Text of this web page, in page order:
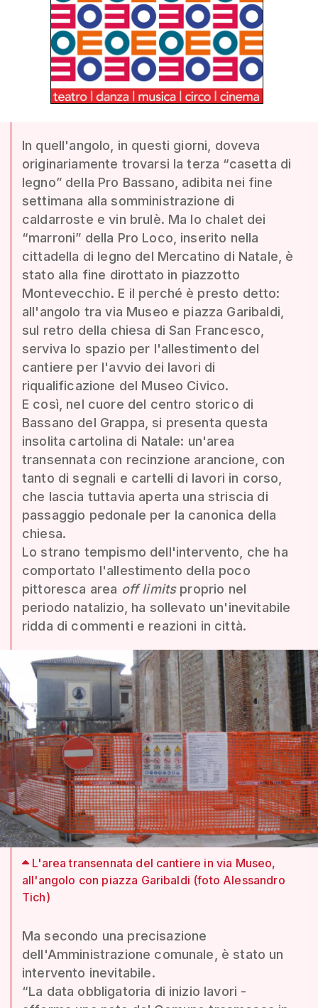
In quell'angolo, in questi giorni, doveva
originariamente trovarsi la terza “casetta di
legno” della Pro Bassano, adibita nei fine
settimana alla somministrazione di
caldarroste e vin brulè. Ma lo chalet dei
“marroni” della Pro Loco, inserito nella
cittadella di legno del Mercatino di Natale, è
stato alla fine dirottato in piazzotto
Montevecchio. E il perché è presto detto:
all'angolo tra via Museo e piazza Garibaldi,
sul retro della chiesa di San Francesco,
serviva lo spazio per l'allestimento del
cantiere per l'avvio dei lavori di
riqualificazione del Museo Civico.
E così, nel cuore del centro storico di
Bassano del Grappa, si presenta questa
insolita cartolina di Natale: un'area
transennata con recinzione arancione, con
tanto di segnali e cartelli di lavori in corso,
che lascia tuttavia aperta una striscia di
passaggio pedonale per la canonica della
chiesa.
Lo strano tempismo dell'intervento, che ha
comportato l'allestimento della poco
pittoresca area off limitsproprio nel
periodo natalizio, ha sollevato un'inevitabile
ridda di commenti e reazioni in città.
L'area transennata del cantiere in via Museo,
all'angolo con piazza Garibaldi (foto Alessandro
Tich)
Ma secondo una precisazione
dell'Amministrazione comunale, è stato un
intervento inevitabile.
“La data obbligatoria di inizio lavori -